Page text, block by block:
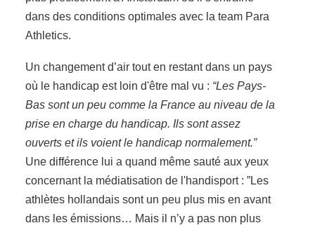
dans des conditions optimales avec la team Para
Athletics.
Un changement d’air tout en restant dans un pays
où le handicap est loin d'être mal vu : “Les Pays-
Bas sont un peu comme la France au niveau de la
prise en charge du handicap. Ils sont assez
ouverts et ils voient le handicap normalement.”
Une différence lui a quand même sauté aux yeux
concernant la médiatisation de l'handisport : ”Les
athlètes hollandais sont un peu plus mis en avant
dans les émissions… Mais il n’y a pas non plus